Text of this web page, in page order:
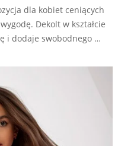
dla kobiet ceniących
Dekolt w kształcie
i dodaje swobodnego …